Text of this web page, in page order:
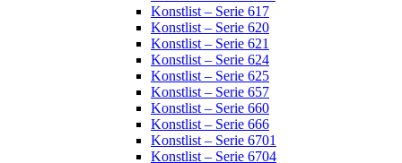
Konstlist – Serie 617
Konstlist – Serie 620
Konstlist – Serie 621
Konstlist – Serie 624
Konstlist – Serie 625
Konstlist – Serie 657
Konstlist – Serie 660
Konstlist – Serie 666
Konstlist – Serie 6701
Konstlist – Serie 6704